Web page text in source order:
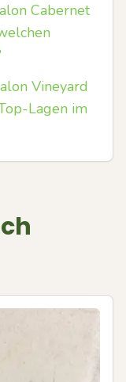
Cabernet
Vineyard
Lagen im